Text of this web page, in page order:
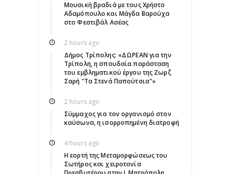
Μουσική βραδιά με τους Χρήστο
Αδαμόπουλο και Μάγδα Βαρούχα
στο Φεστιβάλ Ασέας
2 hours ago
Δήμος Τρίπολης: «ΔΩΡΕΑΝ για την
Τρίπολη, η σπουδαία παράσταση
του εμβληματικού έργου της Ζωρζ
Σαρή "Τα Στενά Παπούτσια"»
2 hours ago
Σύμμαχος για τον οργανισμό στον
καύσωνα, η ισορροπημένη διατροφή
4 hours ago
Η εορτή της Μεταμορφώσεως του
Σωτήρος και χειροτονία